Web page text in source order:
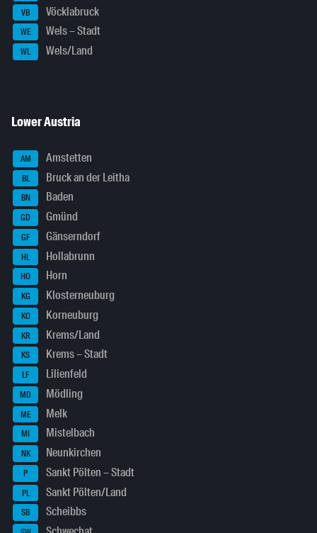
VB Vöcklabruck
WE Wels – Stadt
WL Wels/Land
Lower Austria
AM Amstetten
BL Bruck an der Leitha
BN Baden
GD Gmünd
GF Gänserndorf
HL Hollabrunn
HO Horn
KG Klosterneuburg
KO Korneuburg
KR Krems/Land
KS Krems – Stadt
LF Lilienfeld
MD Mödling
ME Melk
MI Mistelbach
NK Neunkirchen
P Sankt Pölten – Stadt
PL Sankt Pölten/Land
SB Scheibbs